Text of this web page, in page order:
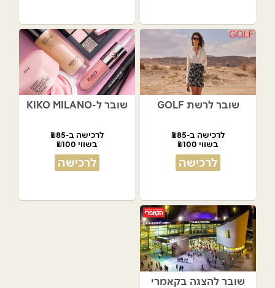
שובר לרשת GOLF
לרכישה ב-₪85
בשווי ₪100
לרכישה
שובר ל-KIKO MILANO
לרכישה ב-₪85
בשווי ₪100
לרכישה
שובר להצגה בקאמרי